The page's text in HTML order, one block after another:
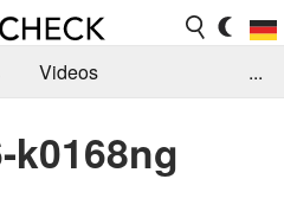
Videos
Suche
Jobs
...
k0168ng